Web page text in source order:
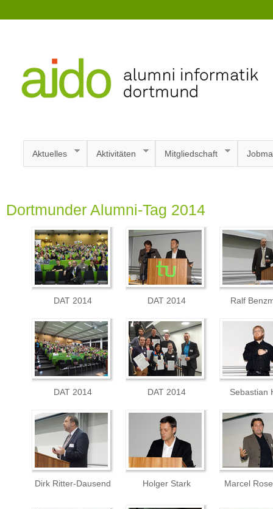
Aktuelles Aktivitäten Mitgliedschaft
Dortmunder Alumni-Tag 2014
DAT 2014 DAT 2014 Ralf
DAT 2014 DAT 2014 Sebastian
Dirk Ritter-Dausend Holger Stark Marcel